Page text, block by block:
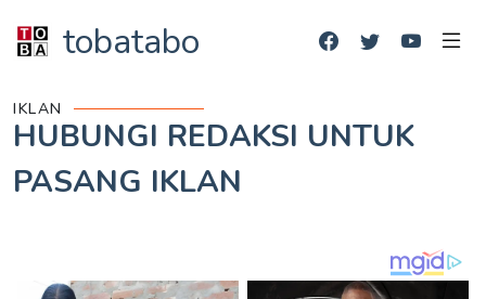
tobatabo
IKLAN
HUBUNGI REDAKSI UNTUK
PASANG IKLAN